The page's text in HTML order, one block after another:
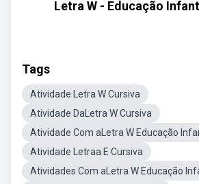
Letra W - Educação
Tags
Atividade Letra W Cursiva
Atividade DaLetra W Cursiva
Atividade Com aLetra W Educação
Atividade Letraa E Cursiva
Atividades Com aLetra W Educação